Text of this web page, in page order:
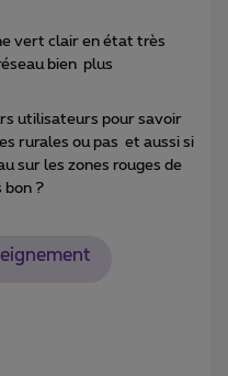
vert clair en état très
bien plus
utilisateurs pour savoir
rurales ou pas et aussi si
sur les zones rouges de
bon ?